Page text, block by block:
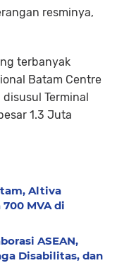
resminya,
terbanyak
Batam Centre
Terminal
1.3 Juta
Altiva
MVA di
ASEAN,
Disabilitas, dan